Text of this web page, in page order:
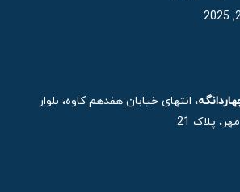
، انتهای خیابان هفدهم کاوه، بلوار